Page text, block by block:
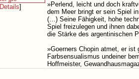
Details]
»Perlend, leicht und doch
dem Meer bringt er sein Spiel
(…) Seine Fähigkeit, hohe
Spiel freizulegen und ihnen
die Stärke des argentinischen
»Goerners Chopin atmet, er
Farbsensualismus undeiner
Hoffmeister,